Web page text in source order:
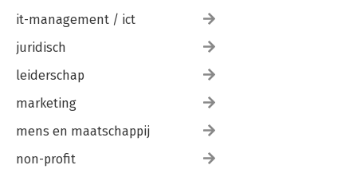
it-management / ict
juridisch
leiderschap
marketing
mens en maatschappij
non-profit